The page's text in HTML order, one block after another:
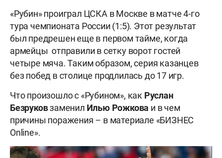
«Рубин» проиграл ЦСКА в Москве в матче 4-го
тура чемпионата России (1:5). Этот результат
был предрешен еще в первом тайме, когда
армейцы отправили в сетку ворот гостей
четыре мяча. Таким образом, серия казанцев
без побед в столице продлилась до 17 игр.
Что произошло с «Рубином», как Руслан
Безруковзаменил Илью Рожкова и в чем
причины поражения – в материале «БИЗНЕС
Online».